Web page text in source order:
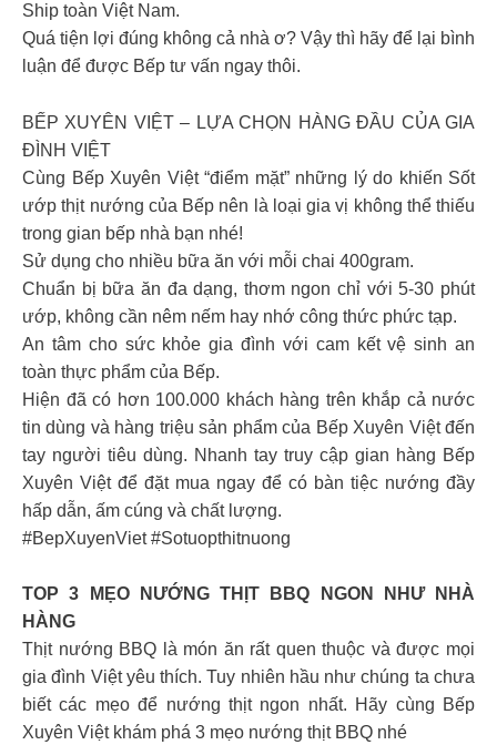
Ship toàn Việt Nam.
Quá tiện lợi đúng không cả nhà ơ? Vậy thì hãy để lại bình
luận để được Bếp tư vấn ngay thôi.
BẾP XUYÊN VIỆT – LỰA CHỌN HÀNG ĐẦU CỦA GIA
ĐÌNH VIỆT
Cùng Bếp Xuyên Việt “điểm mặt” những lý do khiến Sốt
ướp thịt nướng của Bếp nên là loại gia vị không thể thiếu
trong gian bếp nhà bạn nhé!
Sử dụng cho nhiều bữa ăn với mỗi chai 400gram.
Chuẩn bị bữa ăn đa dạng, thơm ngon chỉ với 5-30 phút
ướp, không cần nêm nếm hay nhớ công thức phức tạp.
An tâm cho sức khỏe gia đình với cam kết vệ sinh an
toàn thực phẩm của Bếp.
Hiện đã có hơn 100.000 khách hàng trên khắp cả nước
tin dùng và hàng triệu sản phẩm của Bếp Xuyên Việt đến
tay người tiêu dùng. Nhanh tay truy cập gian hàng Bếp
Xuyên Việt để đặt mua ngay để có bàn tiệc nướng đầy
hấp dẫn, ấm cúng và chất lượng.
#BepXuyenViet #Sotuopthitnuong
TOP 3 MẸO NƯỚNG THỊT BBQ NGON NHƯ NHÀ
HÀNG
Thịt nướng BBQ là món ăn rất quen thuộc và được mọi
gia đình Việt yêu thích. Tuy nhiên hầu như chúng ta chưa
biết các mẹo để nướng thịt ngon nhất. Hãy cùng Bếp
Xuyên Việt khám phá 3 mẹo nướng thịt BBQ nhé